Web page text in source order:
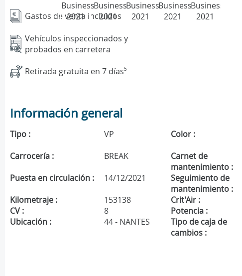
Gastos de venta incluidos
Vehículos inspeccionados y
probados en carretera
Retirada gratuita en 7 días5
Información general
Tipo : VP Color :
Carrocería : BREAK
Carnet de
mantenimiento :
Puesta en circulación :
14/12/2021
Seguimiento de
mantenimiento :
Kilometraje :
153138 Crit'Air :
CV :
8 Potencia :
Ubicación :
44 - NANTES
Tipo de caja de
cambios :